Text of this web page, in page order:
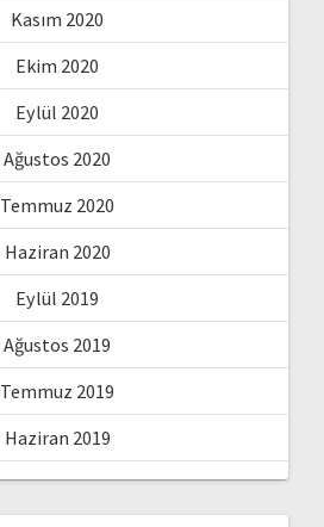
Kasım 2020
Ekim 2020
Eylül 2020
Ağustos 2020
Temmuz 2020
Haziran 2020
Eylül 2019
Ağustos 2019
Temmuz 2019
Haziran 2019